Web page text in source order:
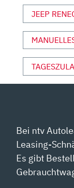
VON
ANZEIGEN
JEEP
Bei ntv
Leasing-
Es gibt